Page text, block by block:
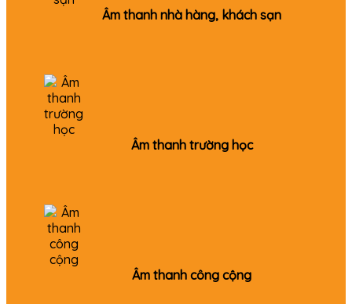
Âm thanh nhà hàng, khách sạn
Âm thanh trường học
Âm thanh công cộng